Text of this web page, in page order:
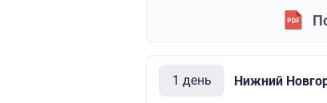
1 день Нижний